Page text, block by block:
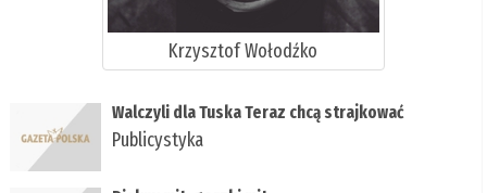
Krzysztof Wołodźko
Walczyli dla Tuska Teraz chcą strajkować
Publicystyka